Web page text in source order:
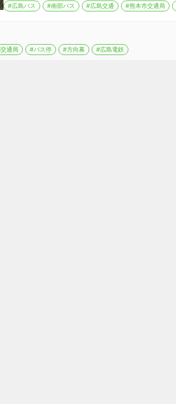
#広島バス
#南部バス #広島交通 #熊本市交通局
通局 #バス停 #方向幕 #広島電鉄